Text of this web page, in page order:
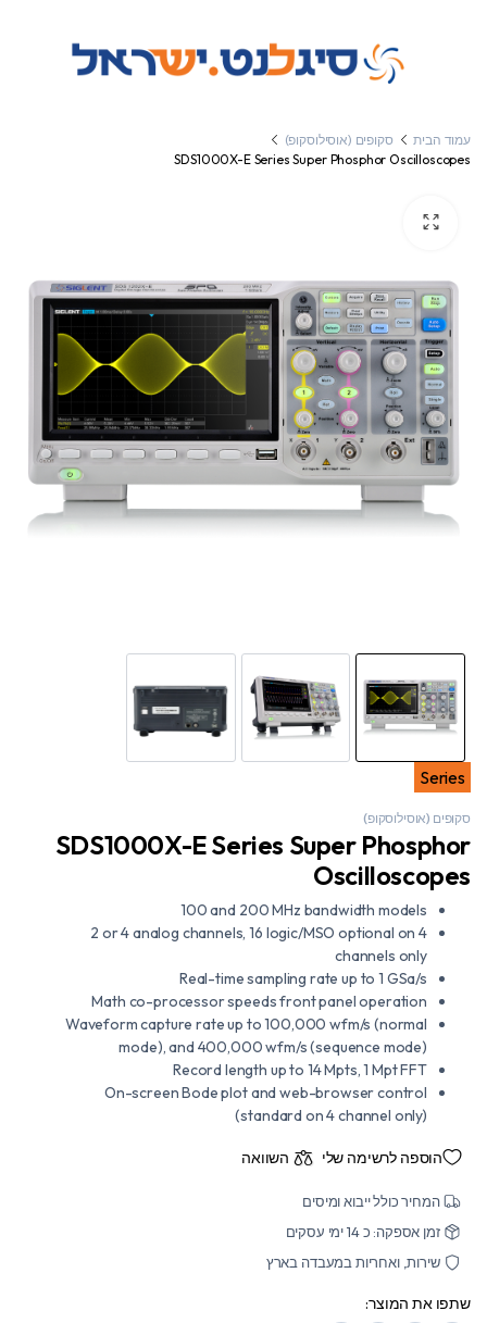
עמוד הבית
סקופים (אוסילוסקופ)
SDS1000X-E Series Super Phosphor Oscilloscopes
Series
סקופים (אוסילוסקופ)
SDS1000X-E Series Super Phosphor
Oscilloscopes
100 and 200 MHz bandwidth models
2 or 4 analog channels, 16 logic/MSO optional on 4
channels only
Real-time sampling rate up to 1 GSa/s
Math co-processor speeds front panel operation
Waveform capture rate up to 100,000 wfm/s (normal
mode), and 400,000 wfm/s (sequence mode)
Record length up to 14 Mpts, 1 Mpt FFT
On-screen Bode plot and web-browser control
(standard on 4 channel only)
הוספה לרשימה שלי השוואה
המחיר כולל ייבוא ומיסים
זמן אספקה: כ 14 ימי עסקים
שירות, ואחריות במעבדה בארץ
שתפו את המוצר: